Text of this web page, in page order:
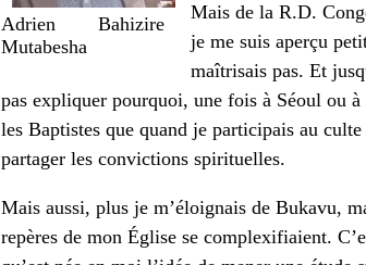
Adrien Bahizire
Mutabesha
Mais de la R.D.
je me suis aperçu
maîtrisais pas. Et
pas expliquer pourquoi, une fois à Séoul ou
les Baptistes que quand je participais au
partager les convictions spirituelles.
Mais aussi, plus je m’éloignais de Bukavu,
repères de mon Église se complexifiaient.